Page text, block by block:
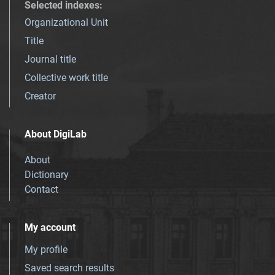
Selected indexes:
Organizational Unit
Title
Journal title
Collective work title
Creator
About DigiLab
About
Dictionary
Contact
My account
My profile
Saved search results